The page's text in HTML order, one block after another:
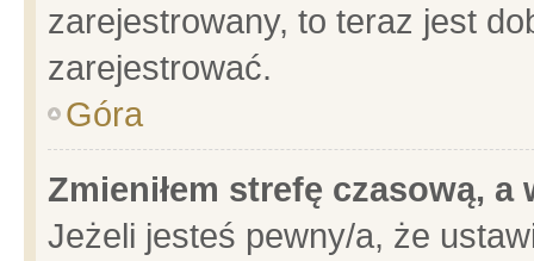
zarejestrowany, to teraz jest
zarejestrować.
Góra
Zmieniłem strefę czasową,
Jeżeli jesteś pewny/a, że